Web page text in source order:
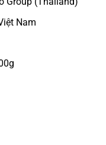
Nam